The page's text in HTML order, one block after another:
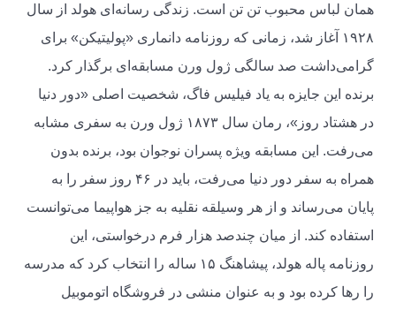
همان لباس محبوب تن تن است. زندگی رسانه‌ای هولد از سال
۱۹۲۸ آغاز شد، زمانی که روزنامه دانماری «پولیتیکن» برای
گرامی‌داشت صد سالگی ژول ورن مسابقه‌ای برگذار کرد.
برنده این جایزه به یاد فیلیس فاگ، شخصیت اصلی «دور دنیا
در هشتاد روز»، رمان سال ۱۸۷۳ ژول ورن به سفری مشابه
می‌رفت. این مسابقه ویژه پسران نوجوان بود، برنده بدون
همراه به سفر دور دنیا می‌رفت، باید در ۴۶ روز سفر را به
پایان می‌رساند و از هر وسیلقه نقلیه به جز هواپیما می‌توانست
استفاده کند. از میان چندصد هزار فرم درخواستی، این
روزنامه پاله هولد، پیشاهنگ ۱۵ ساله را انتخاب کرد که مدرسه
را رها کرده بود و به عنوان منشی در فروشگاه اتوموبیل